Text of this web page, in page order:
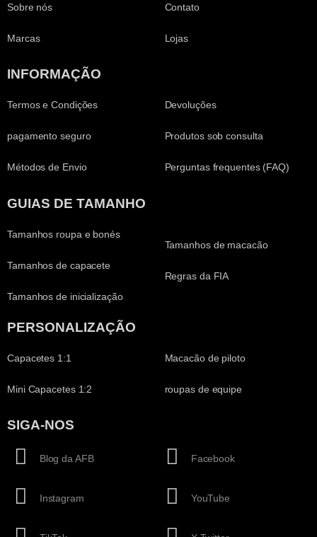
Sobre nós
Marcas
Contato
Lojas
INFORMAÇÃO
Termos e Condições
pagamento seguro
Métodos de Envio
Devoluções
Produtos sob consulta
Perguntas frequentes (FAQ)
GUIAS DE TAMANHO
Tamanhos roupa e bonés
Tamanhos de capacete
Tamanhos de inicialização
Tamanhos de macacão
Regras da FIA
PERSONALIZAÇÃO
Capacetes 1:1
Mini Capacetes 1:2
Macacão de piloto
roupas de equipe
SIGA-NOS
Blog da AFB
Instagram
Facebook
YouTube